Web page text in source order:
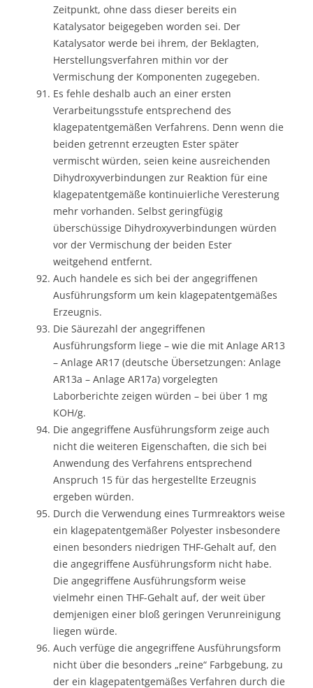
Zeitpunkt, ohne dass dieser bereits ein
Katalysator beigegeben worden sei. Der
Katalysator werde bei ihrem, der Beklagten,
Herstellungsverfahren mithin vor der
Vermischung der Komponenten zugegeben.
Es fehle deshalb auch an einer ersten
Verarbeitungsstufe entsprechend des
klagepatentgemäßen Verfahrens. Denn wenn die
beiden getrennt erzeugten Ester später
vermischt würden, seien keine ausreichenden
Dihydroxyverbindungen zur Reaktion für eine
klagepatentgemäße kontinuierliche Veresterung
mehr vorhanden. Selbst geringfügig
überschüssige Dihydroxyverbindungen würden
vor der Vermischung der beiden Ester
weitgehend entfernt.
Auch handele es sich bei der angegriffenen
Ausführungsform um kein klagepatentgemäßes
Erzeugnis.
Die Säurezahl der angegriffenen
Ausführungsform liege – wie die mit Anlage AR13
– Anlage AR17 (deutsche Übersetzungen: Anlage
AR13a – Anlage AR17a) vorgelegten
Laborberichte zeigen würden – bei über 1 mg
KOH/g.
Die angegriffene Ausführungsform zeige auch
nicht die weiteren Eigenschaften, die sich bei
Anwendung des Verfahrens entsprechend
Anspruch 15 für das hergestellte Erzeugnis
ergeben würden.
Durch die Verwendung eines Turmreaktors weise
ein klagepatentgemäßer Polyester insbesondere
einen besonders niedrigen THF-Gehalt auf, den
die angegriffene Ausführungsform nicht habe.
Die angegriffene Ausführungsform weise
vielmehr einen THF-Gehalt auf, der weit über
demjenigen einer bloß geringen Verunreinigung
liegen würde.
Auch verfüge die angegriffene Ausführungsform
nicht über die besonders „reine“ Farbgebung, zu
der ein klagepatentgemäßes Verfahren durch die